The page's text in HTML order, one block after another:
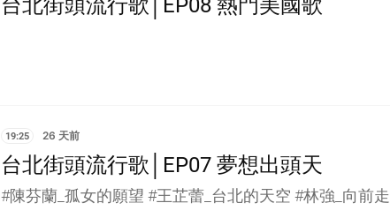
19:25 26 天前
台北街頭流行歌│EP07 夢想出頭天
#陳芬蘭_孤女的願望 #王芷蕾_台北的天空 #林強_向前走